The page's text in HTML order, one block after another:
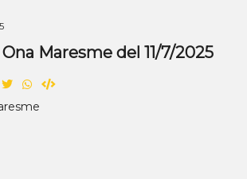
Ona Maresme del 11/7/2025